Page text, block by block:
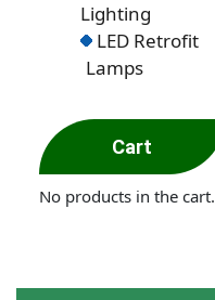
Lighting
LED Retrofit
Lamps
Cart
No products in the cart.